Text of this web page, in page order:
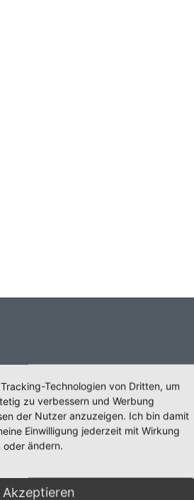
Technologien von Dritten, um
zu verbessern und Werbung
der Nutzer anzuzeigen. Ich bin damit
Einwilligung jederzeit mit Wirkung
ändern.
Akzeptieren